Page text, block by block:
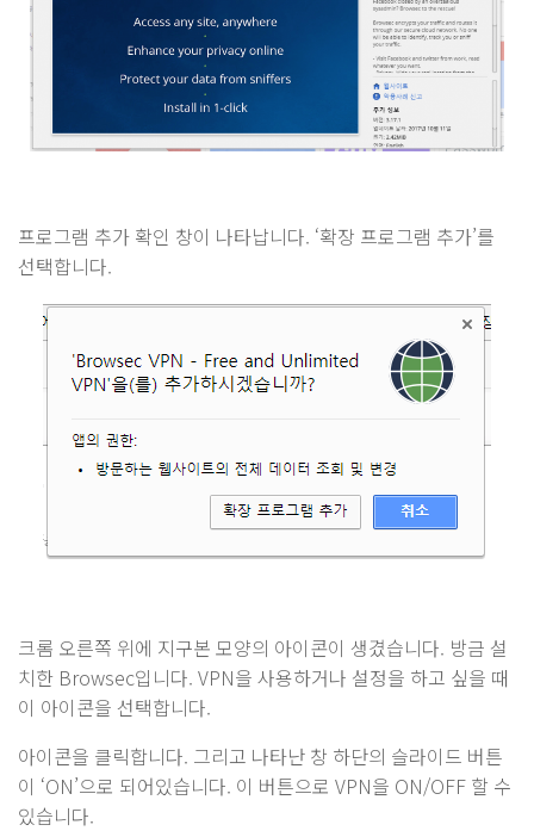
프로그램 추가 확인 창이 나타납니다. ‘확장 프로그램 추가’를
선택합니다.
크롬 오른쪽 위에 지구본 모양의 아이콘이 생겼습니다. 방금 설
치한 Browsec입니다. VPN을 사용하거나 설정을 하고 싶을 때
이 아이콘을 선택합니다.
아이콘을 클릭합니다. 그리고 나타난 창 하단의 슬라이드 버튼
이 ‘ON’으로 되어있습니다. 이 버튼으로 VPN을 ON/OFF 할 수
있습니다.